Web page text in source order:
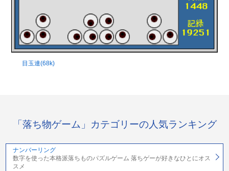
目玉連(68k)
「落ち物ゲーム」カテゴリーの人気ランキング
ナンバーリング
数字を使った本格派落ちものパズルゲーム 落ちゲーが好きなひとにオス
スメ